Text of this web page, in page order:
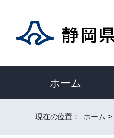
ホーム
現在の位置： ホーム >